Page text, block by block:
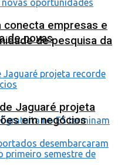
de pesquisa da
conecta empresas e
de novas
Jaguaré projeta
em negócios